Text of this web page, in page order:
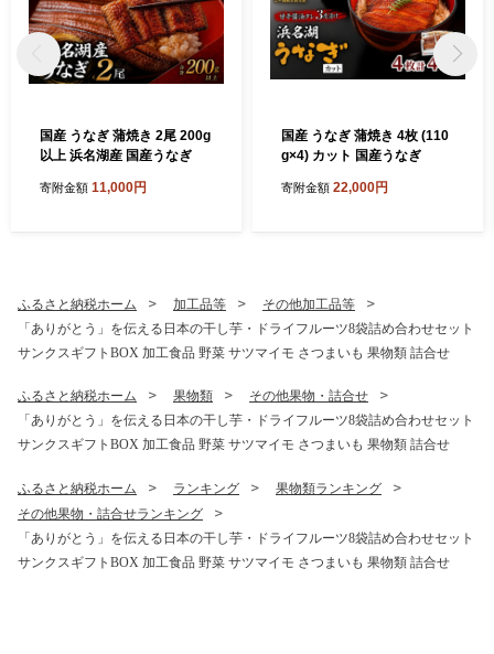
国産 うなぎ 蒲焼き 2尾 200g
以上 浜名湖産 国産うなぎ
寄附金額 11,000円
国産 うなぎ 蒲焼き 4枚 (110
g×4) カット 国産うなぎ
寄附金額 22,000円
ふるさと納税ホーム 加工品等
その他加工品等
「ありがとう」を伝える日本の干し芋・ドライフルーツ8袋詰め合わせセット
サンクスギフトBOX 加工食品 野菜 サツマイモ さつまいも 果物類 詰合せ
ふるさと納税ホーム 果物類
その他果物・詰合せ
「ありがとう」を伝える日本の干し芋・ドライフルーツ8袋詰め合わせセット
サンクスギフトBOX 加工食品 野菜 サツマイモ さつまいも 果物類 詰合せ
ふるさと納税ホーム ランキング
果物類ランキング
その他果物・詰合せランキング
「ありがとう」を伝える日本の干し芋・ドライフルーツ8袋詰め合わせセット
サンクスギフトBOX 加工食品 野菜 サツマイモ さつまいも 果物類 詰合せ